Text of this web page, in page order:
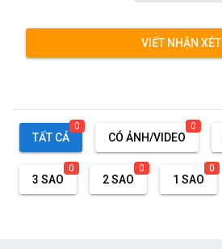
VIẾT NHẬN XÉT
TẤT CẢ
0
CÓ ẢNH/VIDEO
0
3 SAO
0
2 SAO
0
1 SAO
0